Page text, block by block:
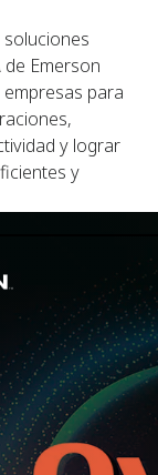
Emerson
para
y lograr
y